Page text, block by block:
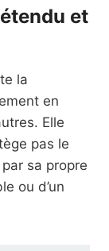
et
la
en
Elle
pas le
sa propre
ou d’un